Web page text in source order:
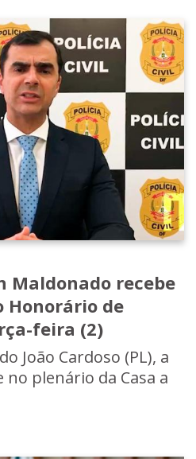
Maldonado recebe
Honorário de
feira (2)
João Cardoso (PL), a
no plenário da Casa a